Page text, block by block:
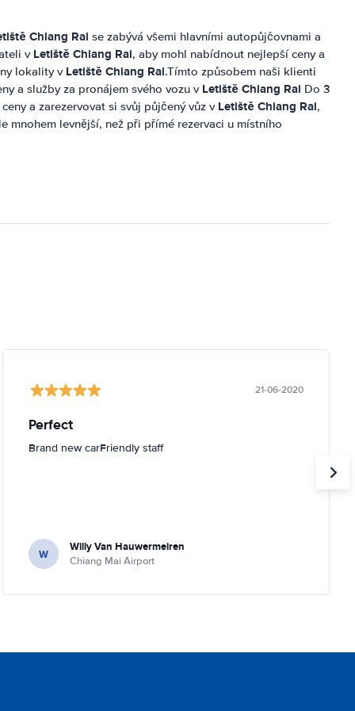
Chiang Rai se zabývá všemi hlavními autopůjčovnami a
v Letiště Chiang Rai, aby mohl nabídnout nejlepší ceny a
lokality v Letiště Chiang Rai.Tímto způsobem naši klienti
a služby za pronájem svého vozu v Letiště Chiang Rai Do 3
a zarezervovat si svůj půjčený vůz v Letiště Chiang Rai,
mnohem levnější, než při přímé rezervaci u místního
21-06-2020
Perfect
Brand new carFriendly staff
W Willy Van Hauwermeiren
Chiang Mai Airport